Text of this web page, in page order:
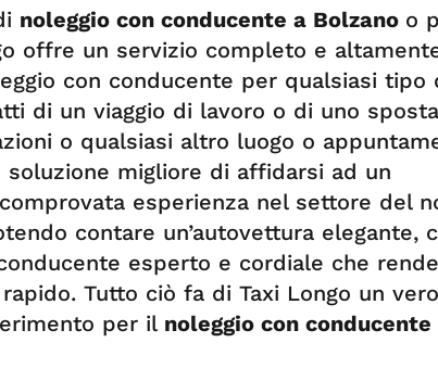
noleggio con conducente a Bolzano o
offre un servizio completo e
con conducente per qualsiasi tipo
di un viaggio di lavoro o di uno
o qualsiasi altro luogo o
soluzione migliore di affidarsi ad un
esperienza nel settore del
contare un’autovettura elegante,
esperto e cordiale che
Tutto ciò fa di Taxi Longo un
per il noleggio con conducente